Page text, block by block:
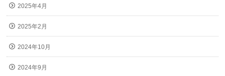
2025年4月
2025年2月
2024年10月
2024年9月